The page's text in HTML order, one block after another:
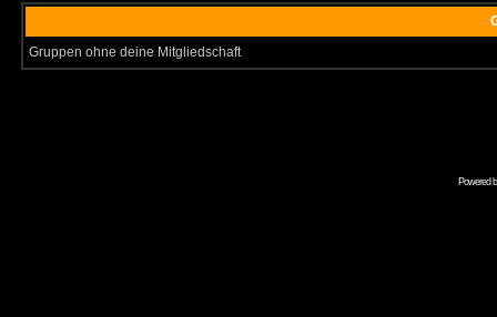
Gruppen ohne deine Mitgliedschaft
Powered